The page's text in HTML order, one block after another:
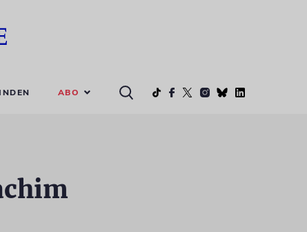
ABO